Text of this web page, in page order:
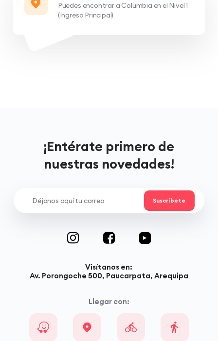
Puedes encontrar a Columbia en el Nivel 1
(Ingreso Principal)
¡Entérate primero de
nuestras novedades!
Visítanos en:
Av. Porongoche 500, Paucarpata, Arequipa
Llegar con: